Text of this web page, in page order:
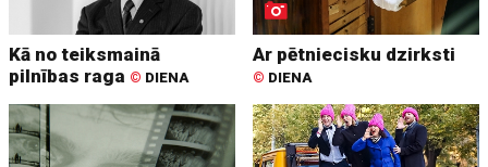
Kā no teiksmainā
pilnības raga © DIENA
Ar pētniecisku dzirksti
© DIENA